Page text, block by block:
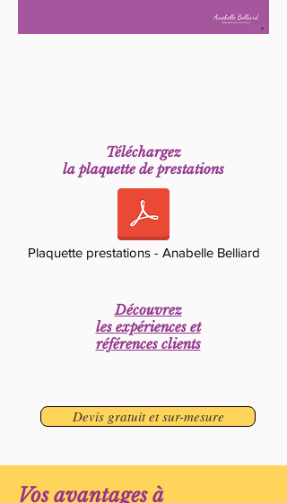
Téléchargez
la plaquette de prestations
Plaquette prestations - Anabelle Belliard
Découvrez
les expériences et
références clients
Devis gratuit et sur-mesure
Vos avantages à